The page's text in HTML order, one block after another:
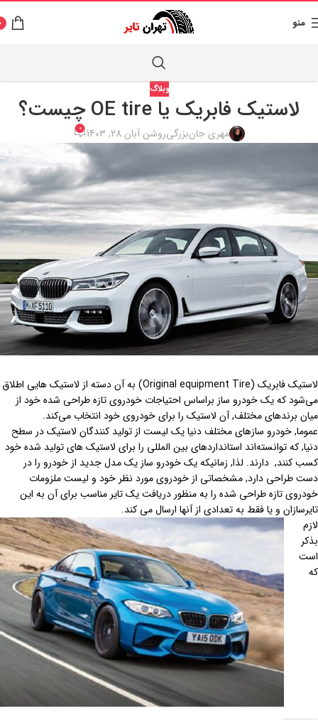
منو
وبلاگ
لاستیک فابریک یا OE tire چیست؟
مهری جان‌بزرگیروشن آبان 28, 1403 0
لاستیک فابریک (Original equipment Tire) به آن دسته از لاستیک هایی اطلاق
می‌شود که یک خودرو ساز براساس احتیاجات خودروی تازه طراحی شده خود از
میان برندهای مختلف, آن لاستیک را برای خودروی خود انتخاب می‌کند.
عموما, خودرو سازهای مختلف دنیا یک لیست از تولید کنندگان لاستیک در سطح
دنیا, که توانسته‌اند استانداردهای بین المللی را برای لاستیک های تولید شده خود
کسب کنند, دارند. لذا, زمانیکه یک خودرو ساز یک مدل جدید از خودرو را در
دست طراحی دارد, مشخصاتی از خودروی مورد نظر خود و لیست ملزومات
خودروی تازه طراحی شده را به منظور دریافت یک تایر مناسب برای آن به این
تایرسازان و یا فقط به تعدادی از آنها ارسال می کند.
لازم
بذکر
است
که